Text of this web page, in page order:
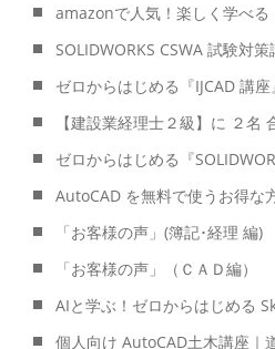
amazonで人気！楽しく学べる
SOLIDWORKS CSWA 試験対策
ゼロからはじめる『IJCAD 講座
【建設業経理士２級】に ２名
ゼロからはじめる『
AutoCAD を無料で使うお得な
「お客様の声」(簿記･経理 編)
「お客様の声」（ＣＡＤ編）
AIと学ぶ！ゼロからはじめる
個人向け AutoCAD土木講座｜